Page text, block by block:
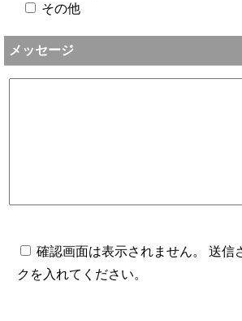
その他
メッセージ
確認画面は表示されません。 送信
クを入れてください。